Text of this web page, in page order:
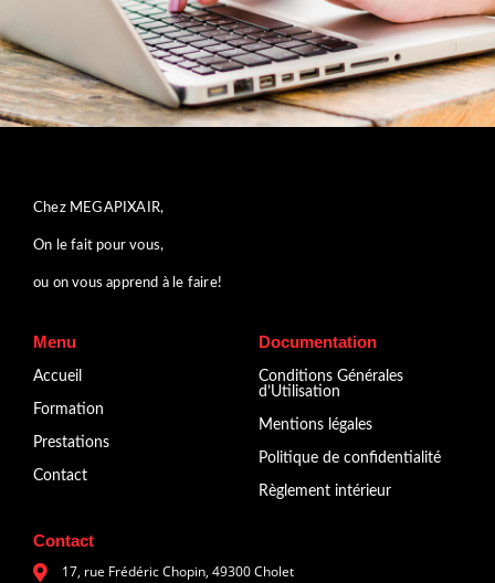
Chez MEGAPIXAIR,
On le fait pour vous,
ou on vous apprend à le faire!
Menu
Accueil
Formation
Prestations
Contact
Documentation
Conditions Générales
d’Utilisation
Mentions légales
Politique de confidentialité
Règlement intérieur
Contact
17, rue Frédéric Chopin, 49300 Cholet